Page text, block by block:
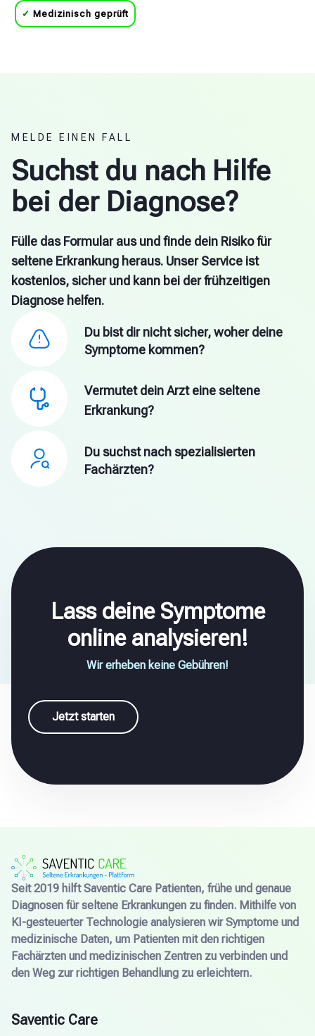
✓ Medizinisch geprüft
MELDE EINEN FALL
Suchst du nach Hilfe
bei der Diagnose?
Fülle das Formular aus und finde dein Risiko für
seltene Erkrankung heraus. Unser Service ist
kostenlos, sicher und kann bei der frühzeitigen
Diagnose helfen.
Du bist dir nicht sicher, woher deine
Symptome kommen?
Vermutet dein Arzt eine seltene
Erkrankung?
Du suchst nach spezialisierten
Fachärzten?
Lass deine Symptome
online analysieren!
Wir erheben keine Gebühren!
Jetzt starten
Seit 2019 hilft Saventic Care Patienten, frühe und genaue
Diagnosen für seltene Erkrankungen zu finden. Mithilfe von
KI-gesteuerter Technologie analysieren wir Symptome und
medizinische Daten, um Patienten mit den richtigen
Fachärzten und medizinischen Zentren zu verbinden und
den Weg zur richtigen Behandlung zu erleichtern.
Saventic Care